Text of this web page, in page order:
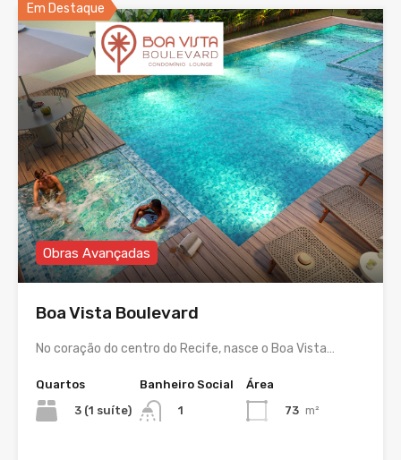
Em Destaque
Obras Avançadas
Boa Vista Boulevard
No coração do centro do Recife, nasce o Boa Vista…
Quartos
3 (1 suíte)
Banheiro Social
1
Área
73 m²